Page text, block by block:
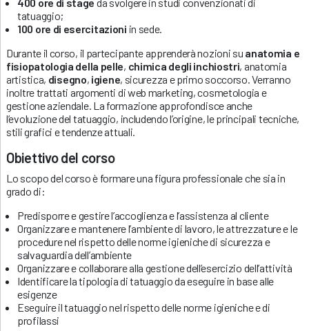
tatuaggio;
100 ore di esercitazioni in sede.
Durante il corso, il partecipante apprenderà nozioni su anatomia e
fisiopatologia della pelle, chimica degli inchiostri, anatomia
artistica, disegno, igiene, sicurezza e primo soccorso. Verranno
inoltre trattati argomenti di web marketing, cosmetologia e
gestione aziendale. La formazione approfondisce anche
l’evoluzione del tatuaggio, includendo l’origine, le principali tecniche,
stili grafici e tendenze attuali.
Obiettivo del corso
Lo scopo del corso è formare una figura professionale che sia in
grado di:
Predisporre e gestire l’accoglienza e l’assistenza al cliente
Organizzare e mantenere l’ambiente di lavoro, le attrezzature e le
procedure nel rispetto delle norme igieniche di sicurezza e
salvaguardia dell’ambiente
Organizzare e collaborare alla gestione dell’esercizio dell’attività
Identificare la tipologia di tatuaggio da eseguire in base alle
esigenze
Eseguire il tatuaggio nel rispetto delle norme igieniche e di
profilassi